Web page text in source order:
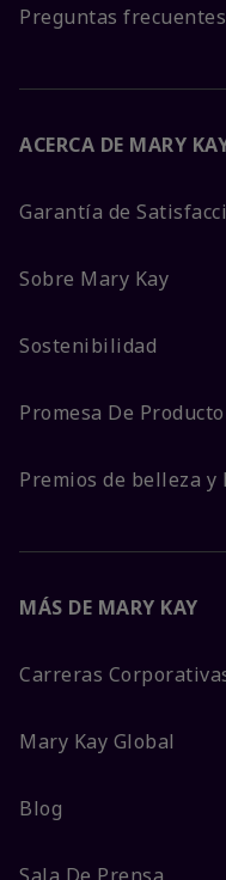
Preguntas frecuentes
ACERCA DE MARY
Garantía de
Sobre Mary Kay
Sostenibilidad
Promesa De Producto
Premios de belleza y
MÁS DE MARY KAY
Carreras
Mary Kay Global
Blog